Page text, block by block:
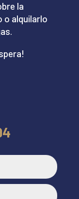
la
o alquilarlo